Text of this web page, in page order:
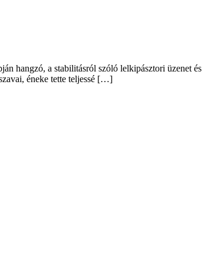
hangzó, a stabilitásról szóló lelkipásztori üzenet és
éneke tette teljessé […]